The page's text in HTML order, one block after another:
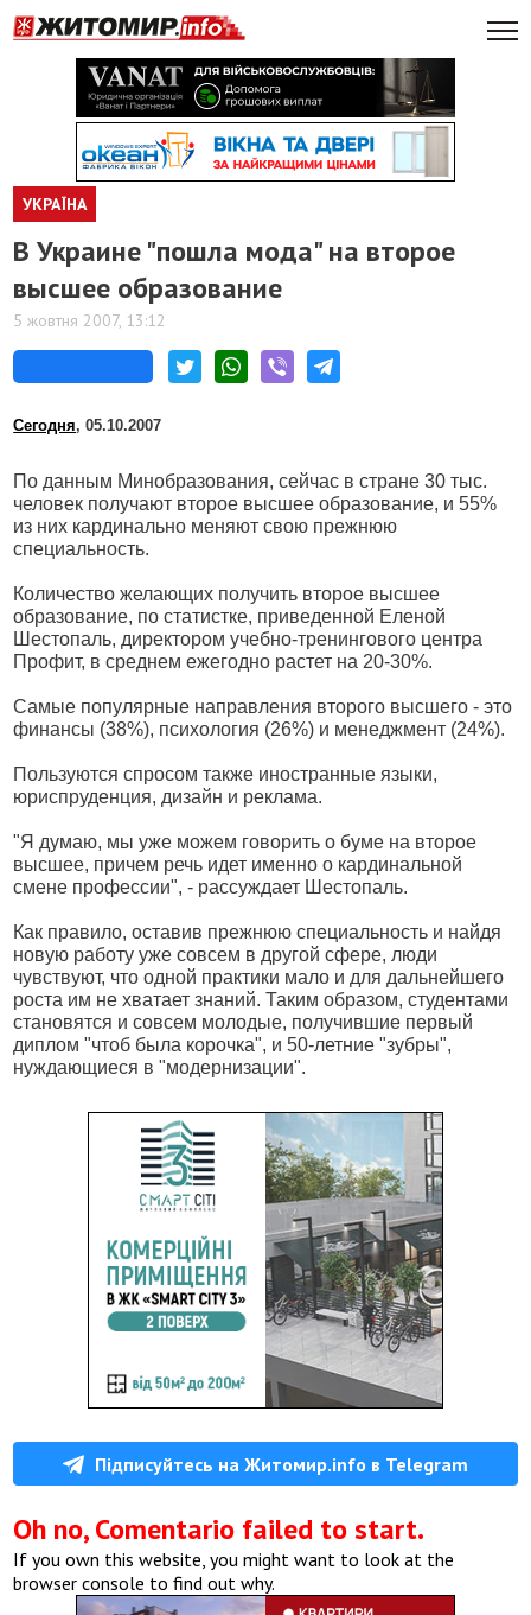
УКРАЇНА
В Украине "пошла мода" на второе
высшее образование
5 жовтня 2007, 13:12
Сегодня, 05.10.2007
По данным Минобразования, сейчас в стране 30 тыс.
человек получают второе высшее образование, и 55%
из них кардинально меняют свою прежнюю
специальность.
Количество желающих получить второе высшее
образование, по статистке, приведенной Еленой
Шестопаль, директором учебно-тренингового центра
Профит, в среднем ежегодно растет на 20-30%.
Самые популярные направления второго высшего - это
финансы (38%), психология (26%) и менеджмент (24%).
Пользуются спросом также иностранные языки,
юриспруденция, дизайн и реклама.
"Я думаю, мы уже можем говорить о буме на второе
высшее, причем речь идет именно о кардинальной
смене профессии", - рассуждает Шестопаль.
Как правило, оставив прежнюю специальность и найдя
новую работу уже совсем в другой сфере, люди
чувствуют, что одной практики мало и для дальнейшего
роста им не хватает знаний. Таким образом, студентами
становятся и совсем молодые, получившие первый
диплом "чтоб была корочка", и 50-летние "зубры",
нуждающиеся в "модернизации".
Підписуйтесь на Житомир.info в Telegram
Oh no, Comentario failed to start.
If you own this website, you might want to look at the
browser console to find out why.